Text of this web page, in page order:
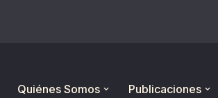
Quiénes Somos Publicaciones